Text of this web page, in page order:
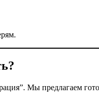
Мы предлагаем